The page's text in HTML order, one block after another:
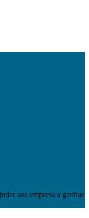
sua empresa a ganhar